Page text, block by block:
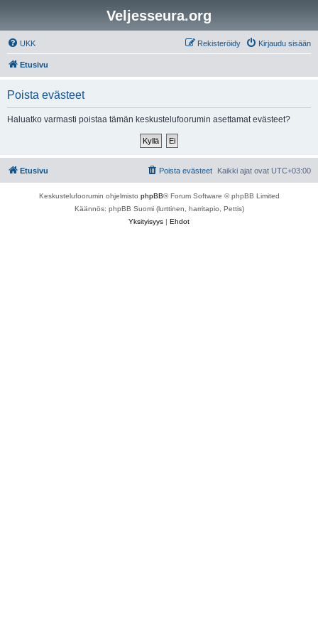
Veljesseura.org
UKK Kirjaudu sisään
Rekisteröidy
Etusivu
Poista evästeet
Haluatko varmasti poistaa tämän keskustelufoorumin asettamat evästeet?
Etusivu Kaikki ajat ovat UTC+03:00
Poista evästeet
Keskustelufoorumin ohjelmisto phpBB® Forum Software © phpBB Limited
Käännös: phpBB Suomi (lurttinen, harritapio, Pettis)
Yksityisyys | Ehdot